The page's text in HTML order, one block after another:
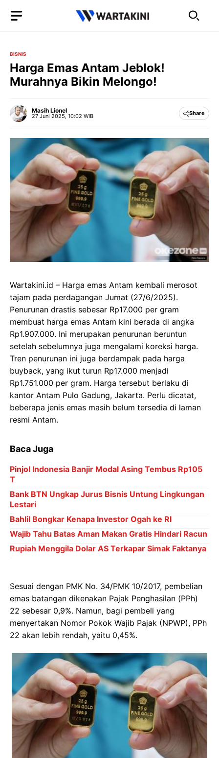
BISNIS
Harga Emas Antam Jeblok!
Murahnya Bikin Melongo!
Masih Lionel
27 Juni 2025, 10:02 WIB Share
Wartakini.id – Harga emas Antam kembali merosot
tajam pada perdagangan Jumat (27/6/2025).
Penurunan drastis sebesar Rp17.000 per gram
membuat harga emas Antam kini berada di angka
Rp1.907.000. Ini merupakan penurunan beruntun
setelah sebelumnya juga mengalami koreksi harga.
Tren penurunan ini juga berdampak pada harga
buyback, yang ikut turun Rp17.000 menjadi
Rp1.751.000 per gram. Harga tersebut berlaku di
kantor Antam Pulo Gadung, Jakarta. Perlu dicatat,
beberapa jenis emas masih belum tersedia di laman
resmi Antam.
Baca Juga
Pinjol Indonesia Banjir Modal Asing Tembus Rp105
T
Bank BTN Ungkap Jurus Bisnis Untung Lingkungan
Lestari
Bahlil Bongkar Kenapa Investor Ogah ke RI
Wajib Tahu Batas Aman Makan Gratis Hindari Racun
Rupiah Menggila Dolar AS Terkapar Simak Faktanya
Sesuai dengan PMK No. 34/PMK 10/2017, pembelian
emas batangan dikenakan Pajak Penghasilan (PPh)
22 sebesar 0,9%. Namun, bagi pembeli yang
menyertakan Nomor Pokok Wajib Pajak (NPWP), PPh
22 akan lebih rendah, yaitu 0,45%.